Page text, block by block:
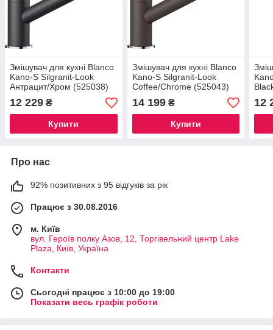
Змішувач для кухні Blanco
Kano-S Silgranit-Look
Антрацит/Хром (525038)
12 229 ₴
Купити
Змішувач для кухні Blanco
Kano-S Silgranit-Look
Coffee/Chrome (525043)
14 199₴
Купити
12
Про нас
92% позитивних з 95 відгуків за рік
Працює з 30.08.2016
м. Київ
вул. Героїв полку Азов, 12, Торгівельний центр Lake
Plaza, Київ, Україна
Контакти
Сьогодні працює з 10:00 до 19:00
Показати весь графік роботи